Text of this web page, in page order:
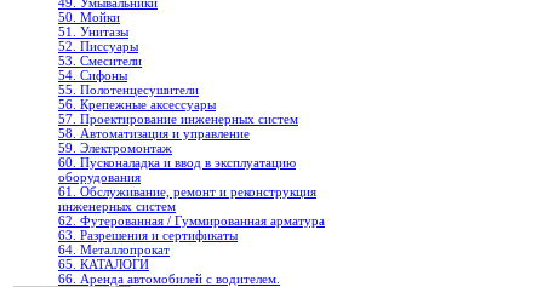
50. Мойки
51. Унитазы
52. Писсуары
53. Смесители
54. Сифоны
55. Полотенцесушители
56. Крепежные аксессуары
57. Проектирование инженерных систем
58. Автоматизация и управление
59. Электромонтаж
60. Пусконаладка и ввод в эксплуатацию
оборудования
61. Обслуживание, ремонт и реконструкция
инженерных систем
62. Футерованная / Гуммированная арматура
63. Разрешения и сертификаты
64. Металлопрокат
65. КАТАЛОГИ
66. Аренда автомобилей с водителем.